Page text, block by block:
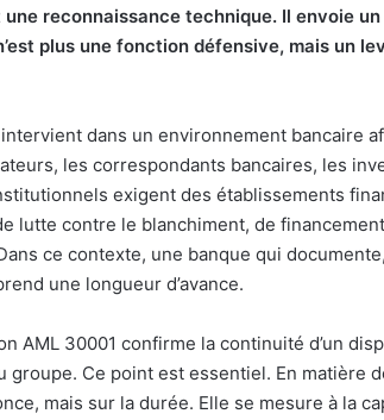
une reconnaissance technique. Il envoie
plus une fonction défensive, mais un
intervient dans un environnement bancaire
les correspondants bancaires, les
exigent des établissements
lutte contre le blanchiment, de
ce contexte, une banque qui
une longueur d’avance.
AML 30001 confirme la continuité d’un
groupe. Ce point est essentiel. En matière
mais sur la durée. Elle se mesure à la